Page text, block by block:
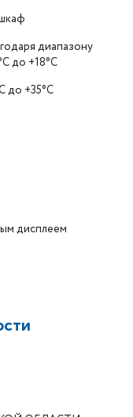
диапазону
до +18°C
до +35°C
дисплеем